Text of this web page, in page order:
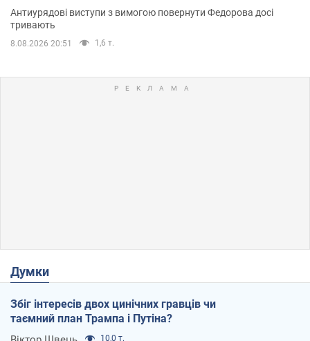
Антиурядові виступи з вимогою повернути Федорова досі
тривають
8.08.2026 20:51 1,6 т.
Думки
Збіг інтересів двох цинічних гравців чи
таємний план Трампа і Путіна?
10,0 т.